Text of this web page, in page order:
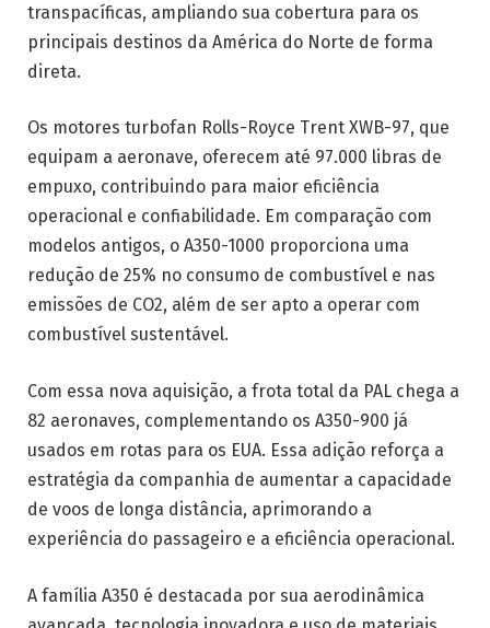
transpacíficas, ampliando sua cobertura para os
principais destinos da América do Norte de forma
direta.
Os motores turbofan Rolls-Royce Trent XWB-97, que
equipam a aeronave, oferecem até 97.000 libras de
empuxo, contribuindo para maior eficiência
operacional e confiabilidade. Em comparação com
modelos antigos, o A350-1000 proporciona uma
redução de 25% no consumo de combustível e nas
emissões de CO2, além de ser apto a operar com
combustível sustentável.
Com essa nova aquisição, a frota total da PAL chega a
82 aeronaves, complementando os A350-900 já
usados em rotas para os EUA. Essa adição reforça a
estratégia da companhia de aumentar a capacidade
de voos de longa distância, aprimorando a
experiência do passageiro e a eficiência operacional.
A família A350 é destacada por sua aerodinâmica